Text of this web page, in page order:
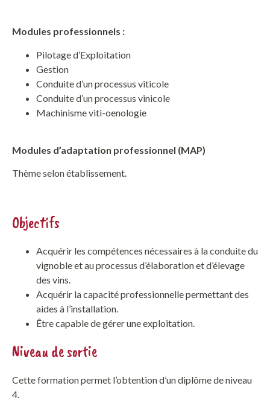
Modules professionnels :
Pilotage d’Exploitation
Gestion
Conduite d’un processus viticole
Conduite d’un processus vinicole
Machinisme viti-oenologie
Modules d’adaptation professionnel (MAP)
Thème selon établissement.
Objectifs
Acquérir les compétences nécessaires à la conduite du
vignoble et au processus d’élaboration et d’élevage
des vins.
Acquérir la capacité professionnelle permettant des
aides à l’installation.
Être capable de gérer une exploitation.
Niveau de sortie
Cette formation permet l’obtention d’un diplôme de niveau
4.